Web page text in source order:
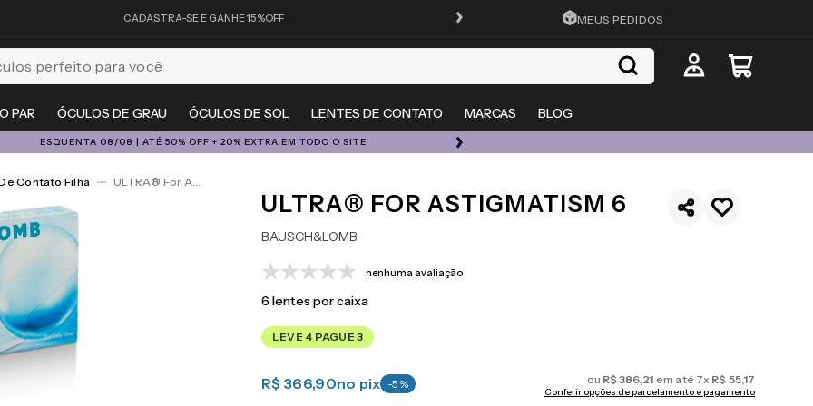
CADASTRA-SE E GANHE 15%OFF FRETE GRÁTIS EM TODO O SITE
MEUS PEDIDOS
PAR ÓCULOS DE GRAU ÓCULOS DE SOL LENTES DE CONTATO MARCAS BLOG
para você
ESQUENTA 08/08 | ATÉ 50% OFF + 20% EXTRA EM TODO O SITE ÓCULOS DE GRAU, SOL E LENTES COM ATÉ 50% OFF + 20% EXTRA
Contato Filha ULTRA® For Astigmatism 6
ULTRA® FOR ASTIGMATISM 6
BAUSCH&LOMB
nenhuma avaliação
6 lentes por caixa
LEVE 4 PAGUE 3
R$ 366,90no pix -5 % ou R$386,21 em até 7x R$ 55,17
Conferir opções de parcelamento e pagamento